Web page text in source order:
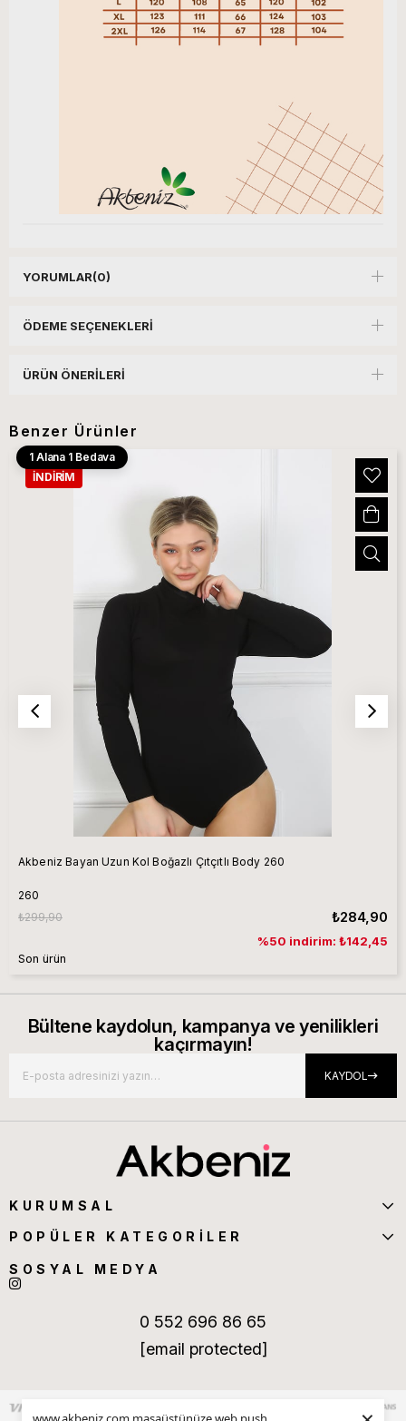
YORUMLAR(0)
ÖDEME SEÇENEKLERI
ÜRÜN ÖNERILERI
Benzer Ürünler
1 Alana 1 Bedava
Akbeniz Bayan Uzun Kol Boğazlı Çıtçıtlı Body 260
260
₺284,90
₺299,90
%50 indirim: ₺142,45
Son ürün
İNDIRIM
Bültene kaydolun, kampanya ve yenilikleri
kaçırmayın!
KAYDOL
KURUMSAL
POPÜLER KATEGORİLER
SOSYAL MEDYA
0 552 696 86 65
[email protected]